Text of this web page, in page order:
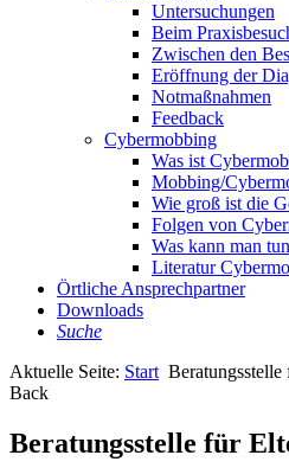
Untersuchungen
Beim
Zwischen den
Eröffnung der
Notmaßnahmen
Feedback
Cybermobbing
Was ist
Mobbing/
Wie groß ist die
Folgen von
Was kann man
Literatur
Örtliche Ansprechpartner
Downloads
Suche
Aktuelle Seite: Start
Back
Beratungsstelle für